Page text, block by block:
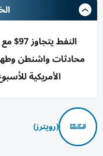
النفط
محادثات واشنطن
الأمريكية
(رويترز)